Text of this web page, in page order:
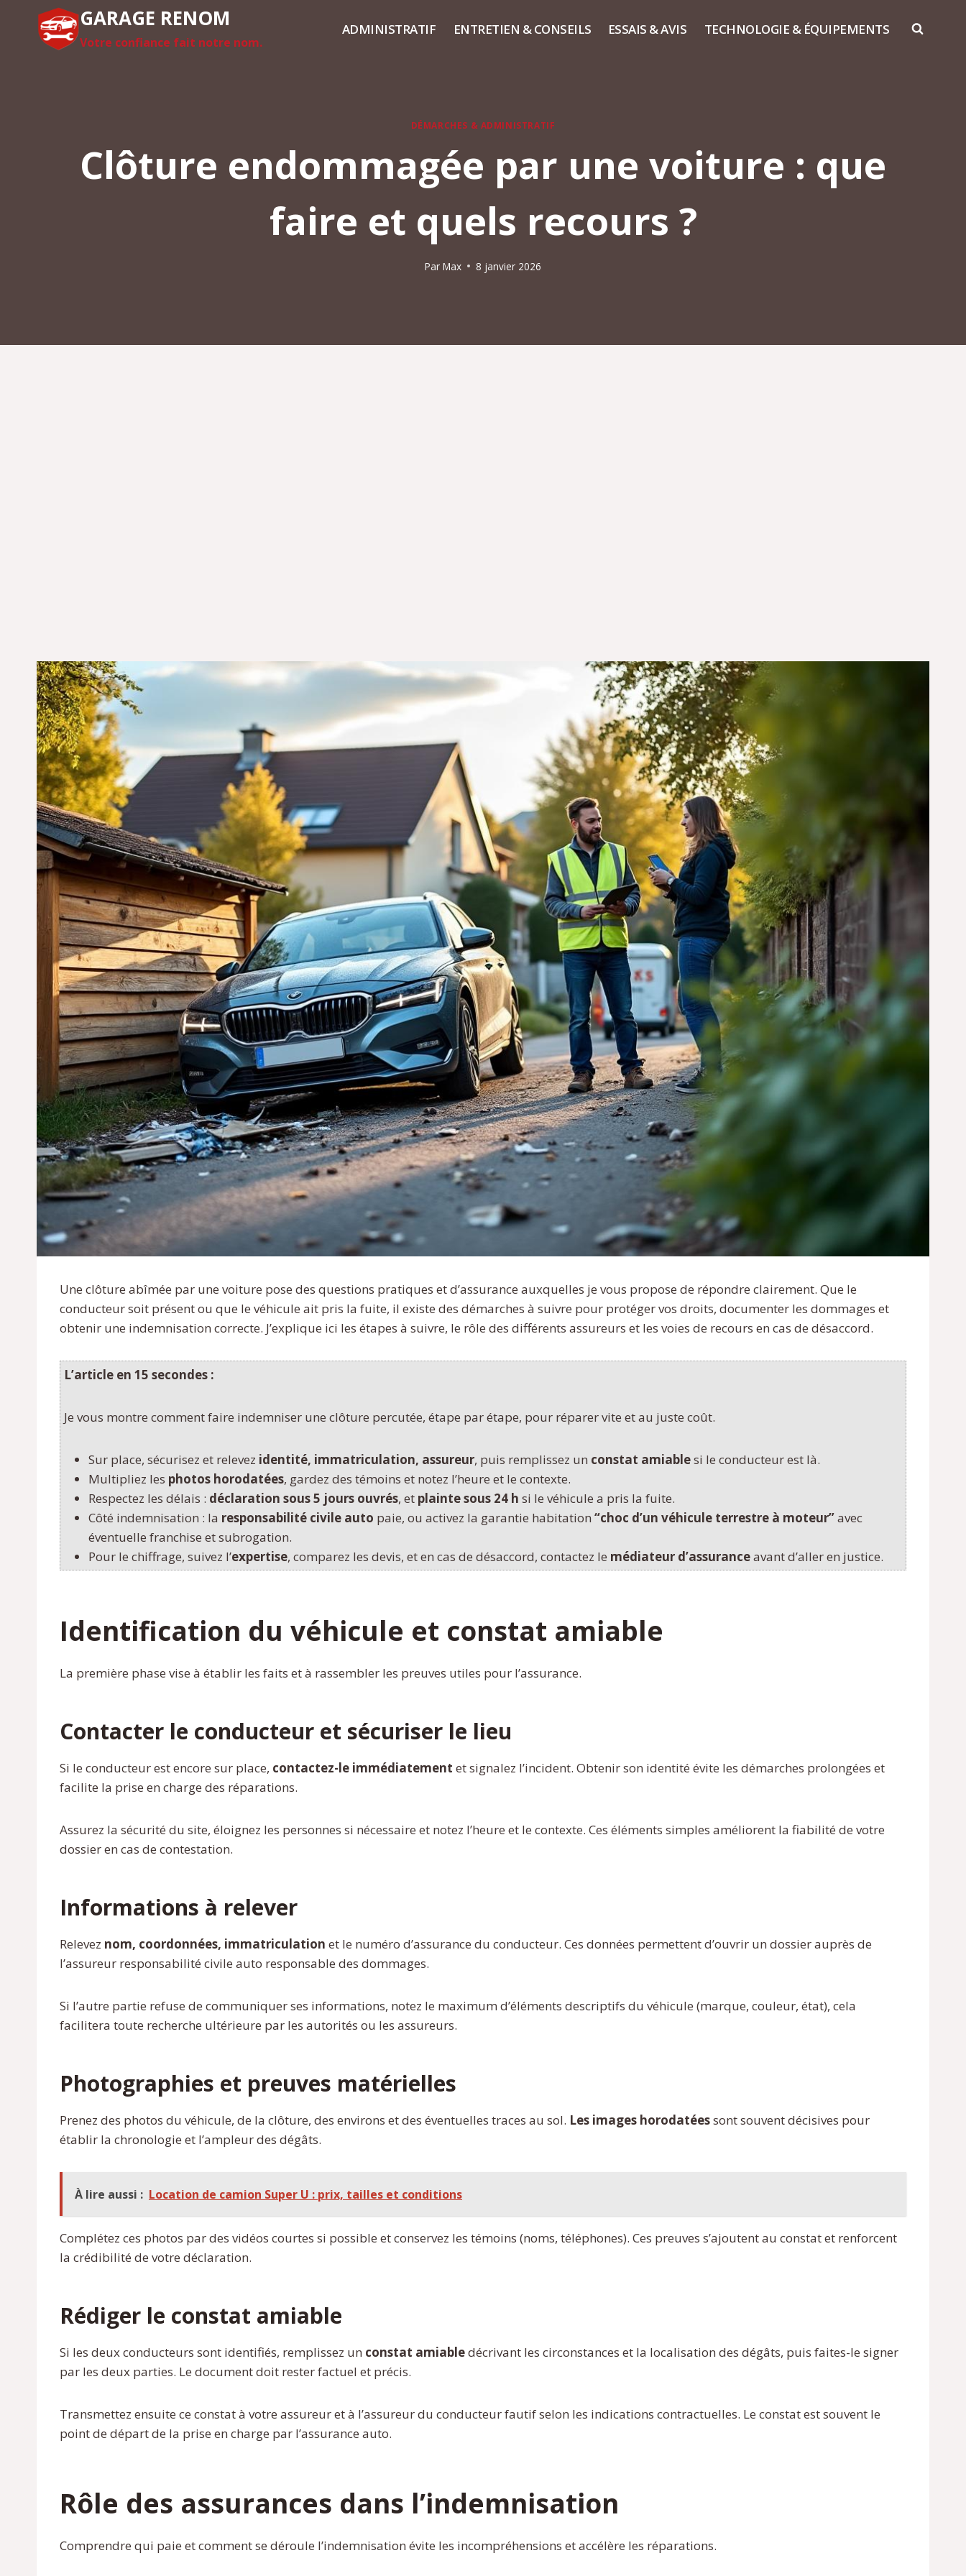
contenu
GARAGE RENOM
Votre confiance fait notre nom.
ADMINISTRATIF ENTRETIEN & CONSEILS ESSAIS & AVIS TECHNOLOGIE & ÉQUIPEMENTS
DÉMARCHES & ADMINISTRATIF
Clôture endommagée par une voiture : que
faire et quels recours ?
Par Max 8 janvier 2026
Une clôture abîmée par une voiture pose des questions pratiques et d’assurance auxquelles je vous propose de répondre clairement. Que le
conducteur soit présent ou que le véhicule ait pris la fuite, il existe des démarches à suivre pour protéger vos droits, documenter les dommages et
obtenir une indemnisation correcte. J’explique ici les étapes à suivre, le rôle des différents assureurs et les voies de recours en cas de désaccord.
L’article en 15 secondes :
Je vous montre comment faire indemniser une clôture percutée, étape par étape, pour réparer vite et au juste coût.
Sur place, sécurisez et relevez identité, immatriculation, assureur, puis remplissez un constat amiablesi le conducteur est là.
Multipliez les photos horodatées, gardez des témoins et notez l’heure et le contexte.
Respectez les délais : déclaration sous 5 jours ouvrés, et plainte sous 24 h si le véhicule a pris la fuite.
Côté indemnisation : la responsabilité civile auto paie, ou activez la garantie habitation “choc d’un véhicule terrestre à moteur”avec
éventuelle franchise et subrogation.
Pour le chiffrage, suivez l’expertise, comparez les devis, et en cas de désaccord, contactez le médiateur d’assuranceavant d’aller en justice.
Identification du véhicule et constat amiable
La première phase vise à établir les faits et à rassembler les preuves utiles pour l’assurance.
Contacter le conducteur et sécuriser le lieu
Si le conducteur est encore sur place, contactez-le immédiatement et signalez l’incident. Obtenir son identité évite les démarches prolongées et
facilite la prise en charge des réparations.
Assurez la sécurité du site, éloignez les personnes si nécessaire et notez l’heure et le contexte. Ces éléments simples améliorent la fiabilité de votre
dossier en cas de contestation.
Informations à relever
Relevez nom, coordonnées, immatriculation et le numéro d’assurance du conducteur. Ces données permettent d’ouvrir un dossier auprès de
l’assureur responsabilité civile auto responsable des dommages.
Si l’autre partie refuse de communiquer ses informations, notez le maximum d’éléments descriptifs du véhicule (marque, couleur, état), cela
facilitera toute recherche ultérieure par les autorités ou les assureurs.
Photographies et preuves matérielles
Prenez des photos du véhicule, de la clôture, des environs et des éventuelles traces au sol. Les images horodatéessont souvent décisives pour
établir la chronologie et l’ampleur des dégâts.
À lire aussi : Location de camion Super U : prix, tailles et conditions
Complétez ces photos par des vidéos courtes si possible et conservez les témoins (noms, téléphones). Ces preuves s’ajoutent au constat et renforcent
la crédibilité de votre déclaration.
Rédiger le constat amiable
Si les deux conducteurs sont identifiés, remplissez un constat amiabledécrivant les circonstances et la localisation des dégâts, puis faites-le signer
par les deux parties. Le document doit rester factuel et précis.
Transmettez ensuite ce constat à votre assureur et à l’assureur du conducteur fautif selon les indications contractuelles. Le constat est souvent le
point de départ de la prise en charge par l’assurance auto.
Rôle des assurances dans l’indemnisation
Comprendre qui paie et comment se déroule l’indemnisation évite les incompréhensions et accélère les réparations.